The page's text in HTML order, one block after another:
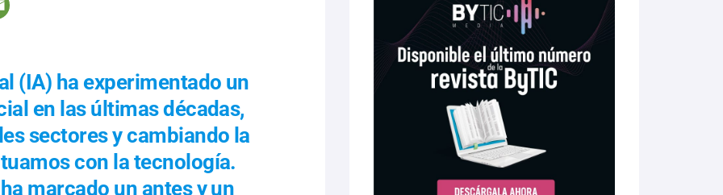
(IA) ha experimentado un
en las últimas décadas,
sectores y cambiando la
con la tecnología.
marcado un antes y un